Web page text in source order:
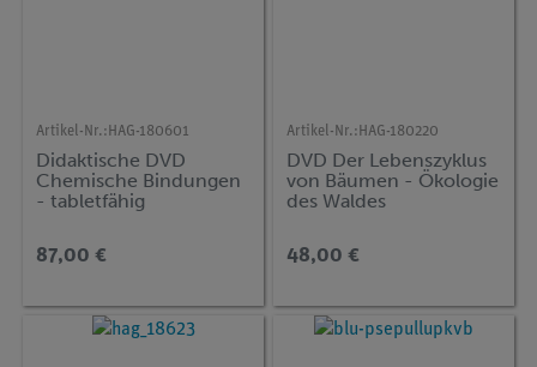
Artikel-Nr.: HAG-180601
Didaktische DVD
Chemische Bindungen
- tabletfähig
87,00 €
Artikel-Nr.: HAG-180220
DVD Der Lebenszyklus
von Bäumen - Ökologie
des Waldes
48,00 €